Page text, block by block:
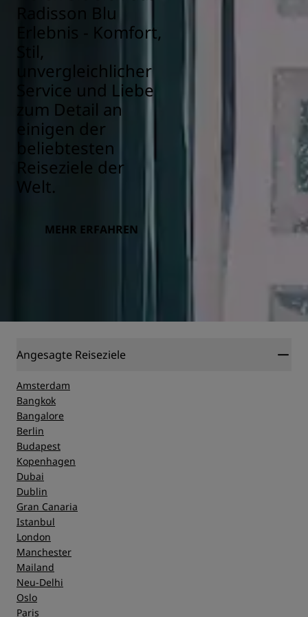
Radisson Blu
Erlebnis - Komfort,
Stil,
unvergleichlicher
Service und Liebe
zum Detail an
einigen der
beliebtesten
Reiseziele der
Welt.
MEHR ERFAHREN
Angesagte Reiseziele
Amsterdam
Bangkok
Bangalore
Berlin
Budapest
Kopenhagen
Dubai
Dublin
Gran Canaria
Istanbul
London
Manchester
Mailand
Neu-Delhi
Oslo
Paris